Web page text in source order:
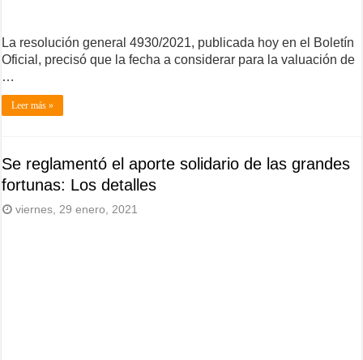
La resolución general 4930/2021, publicada hoy en el Boletín
Oficial, precisó que la fecha a considerar para la valuación de
…
Leer más »
Se reglamentó el aporte solidario de las grandes
fortunas: Los detalles
viernes, 29 enero, 2021